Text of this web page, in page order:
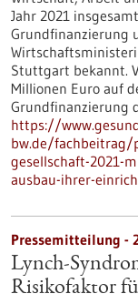
Jahr 2021
Grundfinanzierung
Stuttgart bekannt.
Millionen Euro auf
Grundfinanzierung
https://
bw.de/
gesellschaft-2021-
ausbau-ihrer-
Pressemitteilung -
Lynch-
Risikofaktor